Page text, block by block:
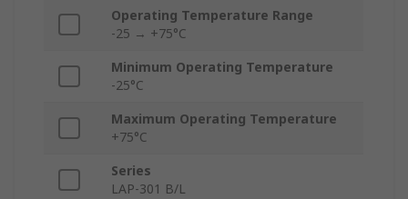
Operating Temperature Range
-25 → +75°C
Minimum Operating Temperature
-25°C
Maximum Operating Temperature
+75°C
Series
LAP-301 B/L